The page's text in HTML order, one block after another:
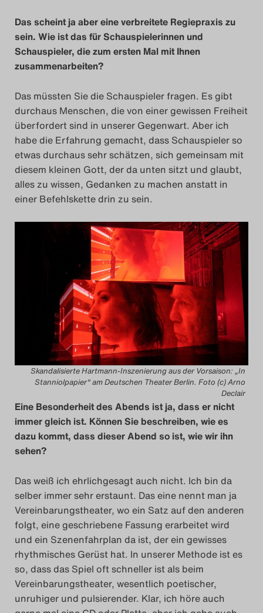
Das scheint ja aber eine verbreitete Regiepraxis zu
sein. Wie ist das für Schauspielerinnen und
Schauspieler, die zum ersten Mal mit Ihnen
zusammenarbeiten?
Das müssten Sie die Schauspieler fragen. Es gibt
durchaus Menschen, die von einer gewissen Freiheit
überfordert sind in unserer Gegenwart. Aber ich
habe die Erfahrung gemacht, dass Schauspieler so
etwas durchaus sehr schätzen, sich gemeinsam mit
diesem kleinen Gott, der da unten sitzt und glaubt,
alles zu wissen, Gedanken zu machen anstatt in
einer Befehlskette drin zu sein.
Skandalisierte Hartmann-Inszenierung aus der Vorsaison: „In
Stanniolpapier“ am Deutschen Theater Berlin. Foto (c) Arno
Declair
Eine Besonderheit des Abends ist ja, dass er nicht
immer gleich ist. Können Sie beschreiben, wie es
dazu kommt, dass dieser Abend so ist, wie wir ihn
sehen?
Das weiß ich ehrlichgesagt auch nicht. Ich bin da
selber immer sehr erstaunt. Das eine nennt man ja
Vereinbarungstheater, wo ein Satz auf den anderen
folgt, eine geschriebene Fassung erarbeitet wird
und ein Szenenfahrplan da ist, der ein gewisses
rhythmisches Gerüst hat. In unserer Methode ist es
so, dass das Spiel oft schneller ist als beim
Vereinbarungstheater, wesentlich poetischer,
unruhiger und pulsierender. Klar, ich höre auch